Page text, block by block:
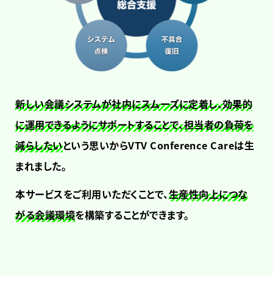
新しい会議システムが社内にスムーズに定着し、効果的
に運用できるようにサポートすることで、担当者の負荷を
減らしたいという思いからVTV Conference Careは生
まれました。
本サービスをご利用いただくことで、生産性向上につな
がる会議環境を構築することができます。